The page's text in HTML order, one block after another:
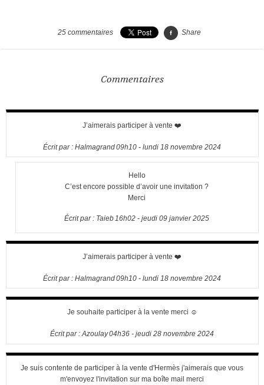
25 commentaires Share
Commentaires
J’aimerais participer à vente ❤️
Écrit par : Halmagrand09h10- lundi 18 novembre 2024
Hello
C’est encore possible d’avoir une invitation ?
Merci
Écrit par : Taieb16h02 -jeudi 09 janvier 2025
J’aimerais participer à vente ❤️
Écrit par : Halmagrand09h10- lundi 18 novembre 2024
Je souhaite participer à la vente merci ☺️
Écrit par :Azoulay04h36- jeudi 28 novembre 2024
Je suis contente de participer à la vente d'Hermès j'aimerais que vous
m'envoyez l'invitation sur ma boîte mail merci